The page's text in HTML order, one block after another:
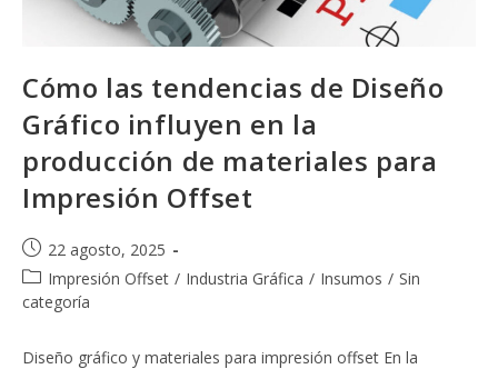
Cómo las tendencias de Diseño
Gráfico influyen en la
producción de materiales para
Impresión Offset
Publicación
de
la
entrada:
22 agosto, 2025
Categoría
de
entrada:
Impresión Offset / Industria Gráfica / Insumos / Sin
categoría
Diseño gráfico y materiales para impresión offset En la